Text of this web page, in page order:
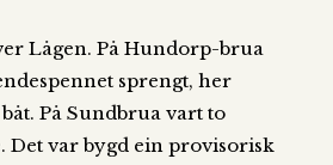
Lågen. På Hundorp-brua
sprengt, her
På Sundbrua vart to
Det var bygd ein provisorisk